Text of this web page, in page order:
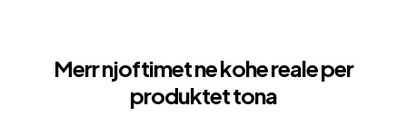
Merr njoftimet ne kohe reale per
produktet tona